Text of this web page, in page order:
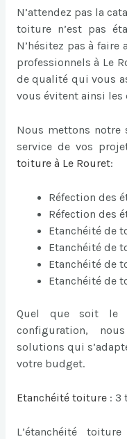
N’attendez pas la
toiture n’est pas
N’hésitez pas à faire
professionnels à Le
de qualité qui vous
vous évitent ainsi
Nous mettons notre
service de vos
toiture à Le Rouret:
Réfection des
Réfection des
Etanchéité de
Etanchéité de
Etanchéité de
Etanchéité de
Quel que soit le
configuration,
solutions qui
votre budget.
Etanchéité toiture: 3
L’étanchéité